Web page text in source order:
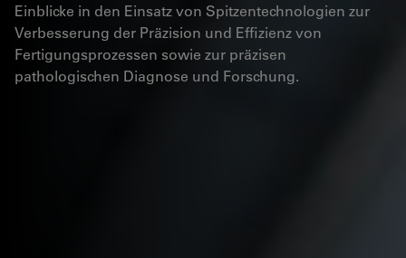
Einblicke in den Einsatz von Spitzentechnologien zur
Verbesserung der Präzision und Effizienz von
Fertigungsprozessen sowie zur präzisen
pathologischen Diagnose und Forschung.